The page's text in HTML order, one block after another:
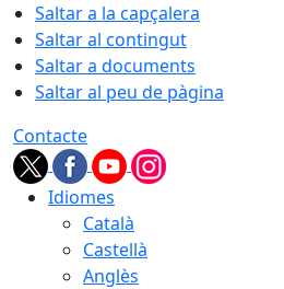
Saltar a la capçalera
Saltar al contingut
Saltar a documents
Saltar al peu de pàgina
Contacte
Idiomes
Català
Castellà
Anglès